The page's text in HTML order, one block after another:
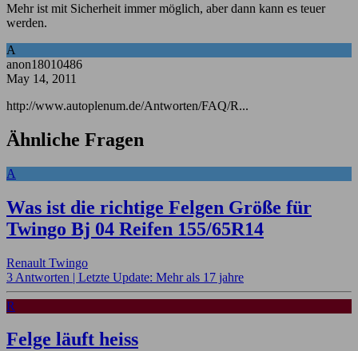
Mehr ist mit Sicherheit immer möglich, aber dann kann es teuer
werden.
A
anon18010486
May 14, 2011
http://www.autoplenum.de/Antworten/FAQ/R...
Ähnliche Fragen
A
Was ist die richtige Felgen Größe für
Twingo Bj 04 Reifen 155/65R14
Renault Twingo
3 Antworten | Letzte Update: Mehr als 17 jahre
R
Felge läuft heiss